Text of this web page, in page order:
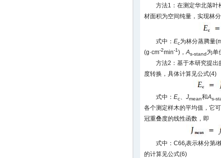
方法1：在测定华北落叶
材面积为空间纯量，实现林
式中： Ec为林分蒸腾量
(g·cm-2min-1)， As-stand为单
方法2：基于本研究提出
度转换，具体计算见公式(4)
式中： Ec Jmean和As-
各个测定样木的平均值，它
冠重叠度的线性函数，即
式中：C66i表示林分第i
的计算见公式(6)